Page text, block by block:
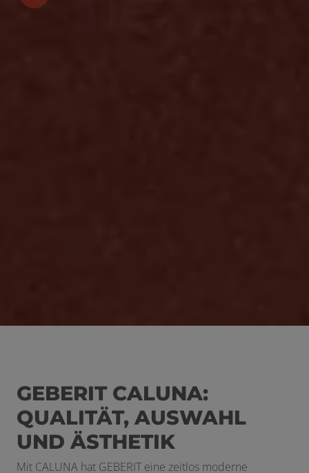
GEBERIT CALUNA:
QUALITÄT, AUSWAHL
UND ÄSTHETIK
Mit CALUNA hat GEBERIT eine zeitlos moderne